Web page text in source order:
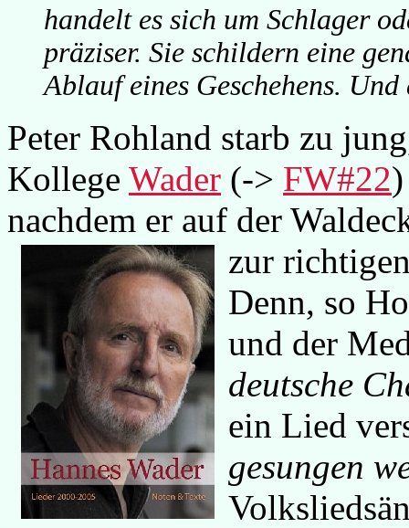
handelt es sich um Schlager
präziser. Sie schildern eine
Ablauf eines Geschehens.
Peter Rohland starb zu
Kollege Wader (-> FW#22
nachdem er auf der
zur
Denn, so
und der
deutsche
ein Lied
gesungen